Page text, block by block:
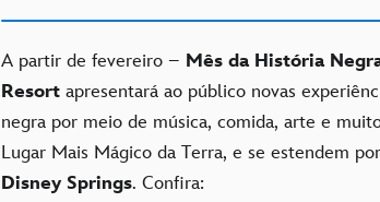
A partir de fevereiro – Mês da História
Resort apresentará ao público novas
negra por meio de música, comida, arte e
Lugar Mais Mágico da Terra, e se estendem
Disney Springs. Confira: